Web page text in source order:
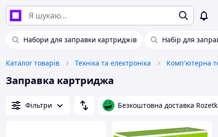
Набори для заправки картриджів Набір для
Каталог товарів Техніка та електроніка Комп'ютерна
Заправка картриджа
Фільтри Безкоштовна доставка